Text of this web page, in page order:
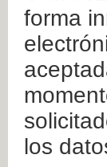
forma
los